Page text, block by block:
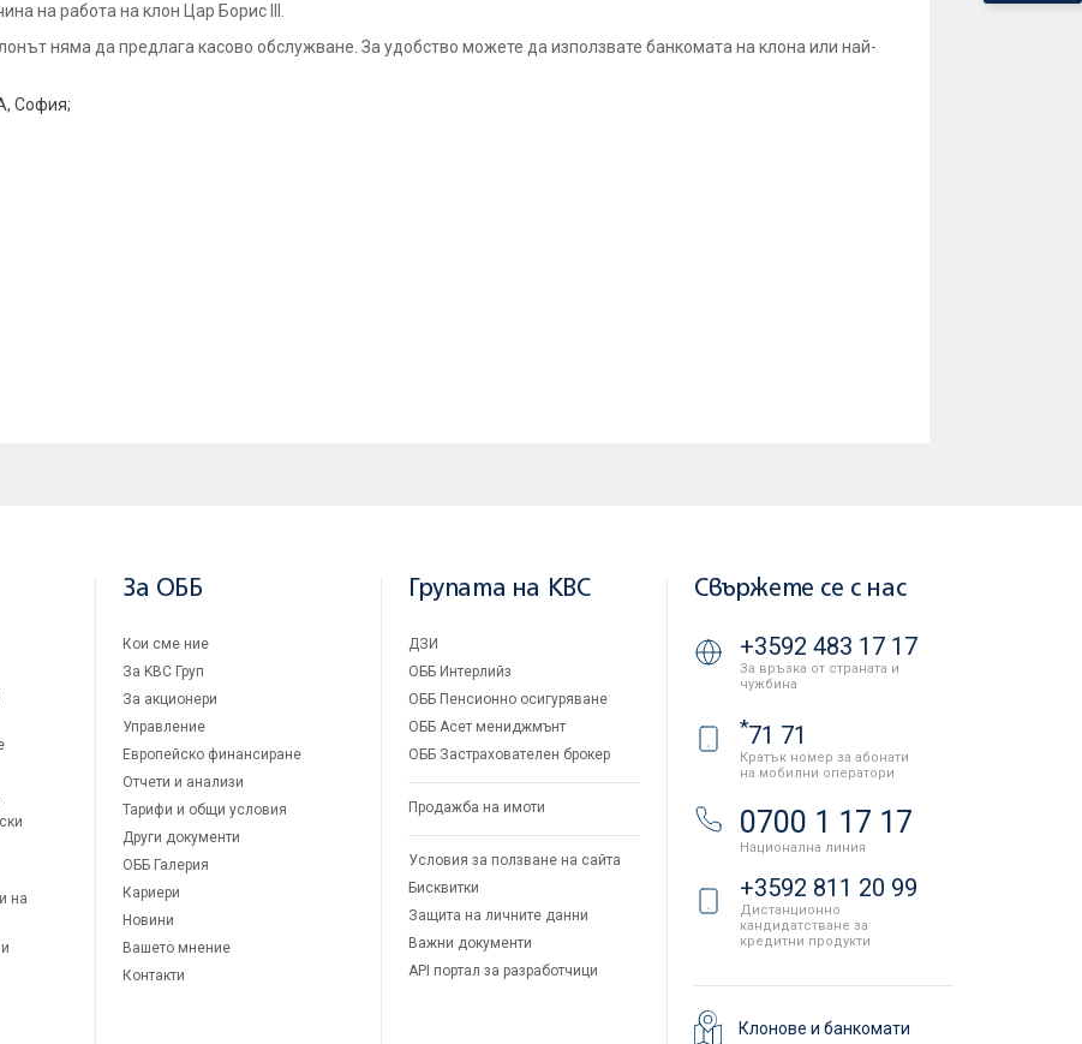
на работа на клон Цар Борис III.
няма да предлага касово обслужване. За удобство можете да използвате банкомата на клона или най-
София;
на
За ОББ
Кои сме ние
За KBC Груп
За акционери
Управление
Европейско финансиране
Отчети и анализи
Тарифи и общи условия
Други документи
ОББ Галерия
Кариери
Новини
Вашето мнение
Контакти
Групата на KBC
ДЗИ
ОББ Интерлийз
ОББ Пенсионно осигуряване
ОББ Асет мениджмънт
ОББ Застрахователен брокер
Продажба на имоти
Условия за ползване на сайта
Бисквитки
Защита на личните данни
Важни документи
API портал за разработчици
Свържете се с нас
+3592 483 17 17
За връзка от страната и
чужбина
*71 71
Кратък номер за абонати
на мобилни оператори
0700 1 17 17
Национална линия
+3592 811 20 99
Дистанционно
кандидатстване за
кредитни продукти
Клонове и банкомати